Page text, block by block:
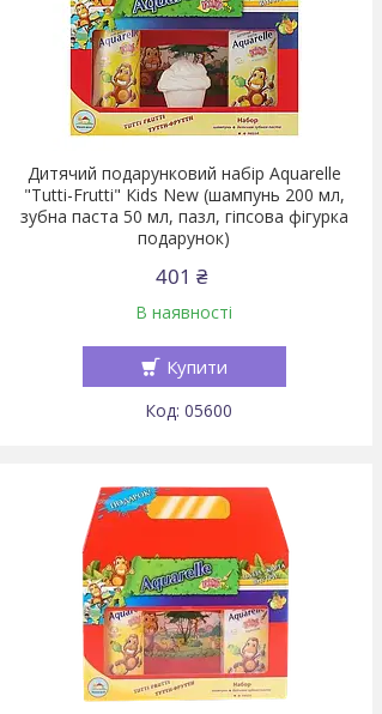
Дитячий подарунковий набір Aquarelle
"Tutti-Frutti" Кids New (шампунь 200 мл,
зубна паста 50 мл, пазл, гіпсова фігурка
подарунок)
401 ₴
В наявності
Купити
05600